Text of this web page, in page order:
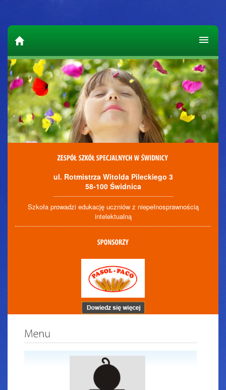
ul. Rotmistrza Witolda Pileckiego 3
58-100 Świdnica
Szkoła prowadzi edukację uczniów z niepełnosprawnością
intelektualną